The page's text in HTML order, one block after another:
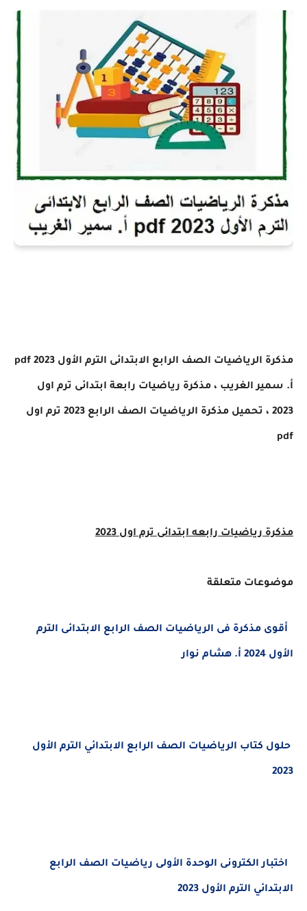
مذكرة الرياضيات الصف الرابع الابتدائى الترم الأول 2023 pdf
أ. سمير الغريب ، مذكرة رياضيات رابعة ابتدائى ترم اول
2023 ، تحميل مذكرة الرياضيات الصف الرابع 2023 ترم اول
pdf
مذكرة رياضيات رابعه ابتدائى ترم اول 2023
موضوعات متعلقة
أقوى مذكرة فى الرياضيات الصف الرابع الابتدائى الترم
الأول 2024 أ. هشام نوار
حلول كتاب الرياضيات الصف الرابع الابتدائي الترم الأول
2023
اختبار الكترونى الوحدة الأولى رياضيات الصف الرابع
الابتدائي الترم الأول 2023